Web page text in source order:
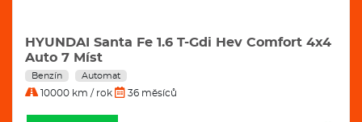
HYUNDAI Santa Fe 1.6 T-Gdi Hev Comfort 4x4
Auto 7 Míst
Benzín Automat
10000 km / rok 36 měsíců